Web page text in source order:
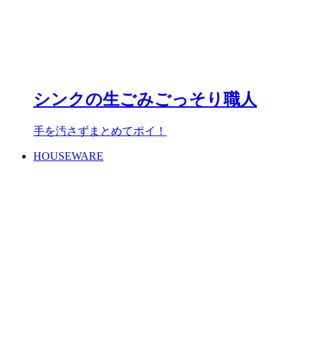
シンクの生ごみごっそり職人
手を汚さずまとめてポイ！
HOUSEWARE